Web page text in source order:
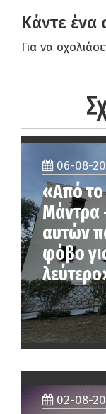
Κάντε ένα
Για να
06-08-
«Από
Μάντρα
αυτών
φόβο
02-08-